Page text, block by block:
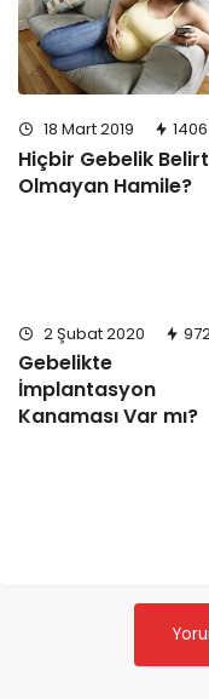
18 Mart 2019 1406
Hiçbir Gebelik
Olmayan Hamile?
2 Şubat 2020
Gebelikte
İmplantasyon
Kanaması Var mı?